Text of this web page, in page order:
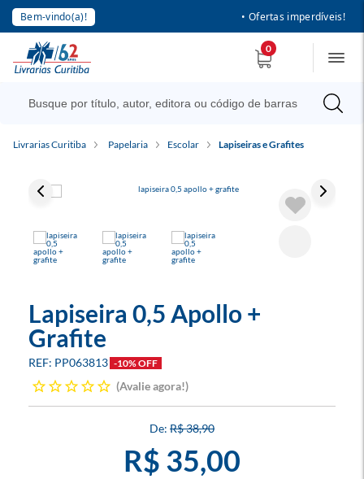
Bem-vindo(a)! • Ofertas imperdíveis!
0
Livrarias Curitiba Papelaria Escolar Lapiseiras e Grafites
Lapiseira 0,5 Apollo +
Grafite
PP063813 -10% OFF
Avalie agora!
R$ 38,90
R$ 35,00